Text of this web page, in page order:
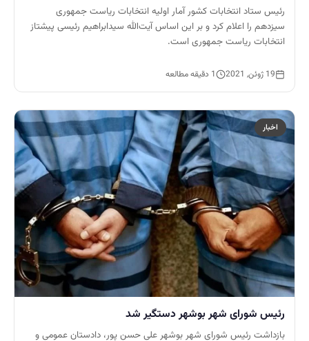
رئیس ستاد انتخابات کشور آمار اولیه انتخابات ریاست جمهوری
سیزدهم را اعلام کرد و بر این اساس آیت‌الله سیدابراهیم رئیسی پیشتاز
انتخابات ریاست جمهوری است.
19 ژوئن, 2021 1 دقیقه مطالعه
اخبار
رئیس شورای شهر بوشهر دستگیر شد
بازداشت رئیس شورای شهر بوشهر علی حسن پور، دادستان عمومی و